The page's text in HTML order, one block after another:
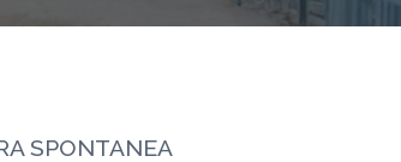
SPONTANEA